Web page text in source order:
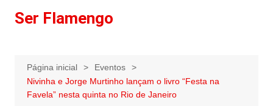
paraSer Flamengo
Página inicial
Eventos
Nivinha e Jorge Murtinho lançam o livro “Festa na
Favela” nesta quinta no Rio de Janeiro